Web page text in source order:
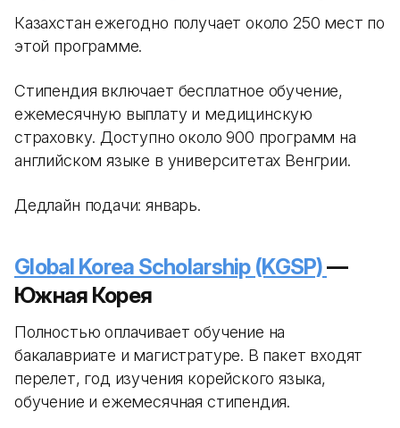
Казахстан ежегодно получает около 250 мест по
этой программе.
Стипендия включает бесплатное обучение,
ежемесячную выплату и медицинскую
страховку. Доступно около 900 программ на
английском языке в университетах Венгрии.
Дедлайн подачи: январь.
Global Korea Scholarship (KGSP)—
Южная Корея
Полностью оплачивает обучение на
бакалавриате и магистратуре. В пакет входят
перелет, год изучения корейского языка,
обучение и ежемесячная стипендия.